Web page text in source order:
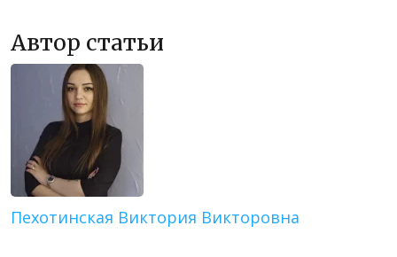
Автор статьи
Пехотинская Виктория Викторовна